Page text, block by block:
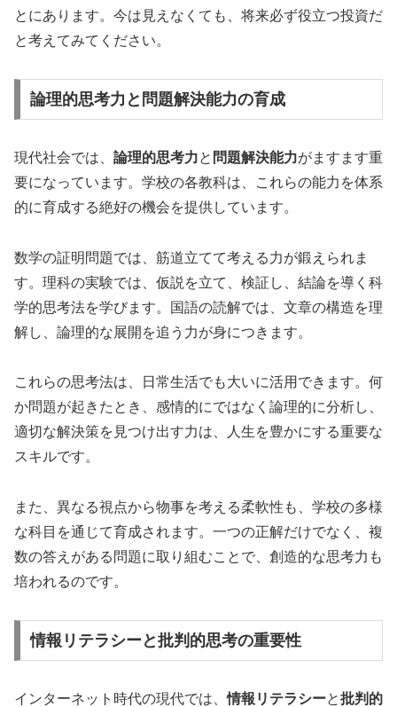
とにあります。今は見えなくても、将来必ず役立つ投資だ
と考えてみてください。
論理的思考力と問題解決能力の育成
現代社会では、 論理的思考力と 問題解決能力がますます重
要になっています。学校の各教科は、これらの能力を体系
的に育成する絶好の機会を提供しています。
数学の証明問題では、筋道立てて考える力が鍛えられま
す。理科の実験では、仮説を立て、検証し、結論を導く科
学的思考法を学びます。国語の読解では、文章の構造を理
解し、論理的な展開を追う力が身につきます。
これらの思考法は、日常生活でも大いに活用できます。何
か問題が起きたとき、感情的にではなく論理的に分析し、
適切な解決策を見つけ出す力は、人生を豊かにする重要な
スキルです。
また、異なる視点から物事を考える柔軟性も、学校の多様
な科目を通じて育成されます。一つの正解だけでなく、複
数の答えがある問題に取り組むことで、創造的な思考力も
培われるのです。
情報リテラシーと批判的思考の重要性
インターネット時代の現代では、情報リテラシーと批判的